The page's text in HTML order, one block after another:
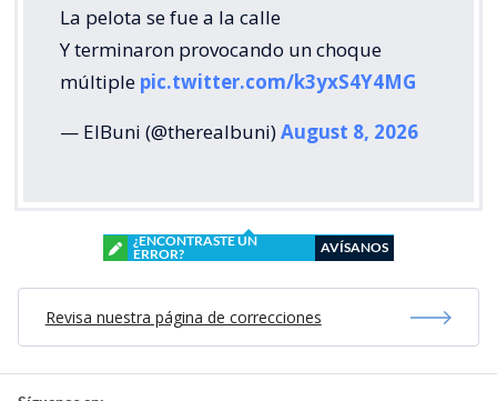
La pelota se fue a la calle
Y terminaron provocando un choque
múltiple pic.twitter.com/k3yxS4Y4MG
— ElBuni (@therealbuni)August 8, 2026
¿ENCONTRASTE UN
ERROR?
AVÍSANOS
Revisa nuestra página de correcciones